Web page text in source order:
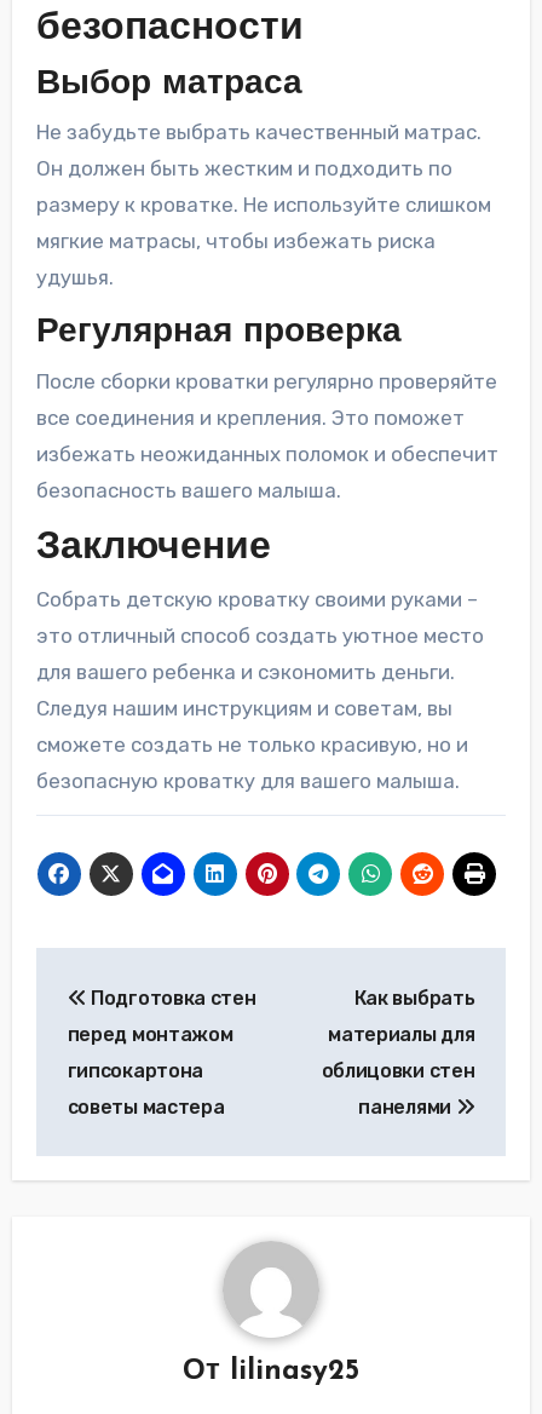
безопасности
Выбор матраса
Не забудьте выбрать качественный матрас.
Он должен быть жестким и подходить по
размеру к кроватке. Не используйте слишком
мягкие матрасы, чтобы избежать риска
удушья.
Регулярная проверка
После сборки кроватки регулярно проверяйте
все соединения и крепления. Это поможет
избежать неожиданных поломок и обеспечит
безопасность вашего малыша.
Заключение
Собрать детскую кроватку своими руками –
это отличный способ создать уютное место
для вашего ребенка и сэкономить деньги.
Следуя нашим инструкциям и советам, вы
сможете создать не только красивую, но и
безопасную кроватку для вашего малыша.
по
записям
Подготовка стен
перед монтажом
гипсокартона
советы мастера
Как выбрать
материалы для
облицовки стен
панелями
От lilinasy25